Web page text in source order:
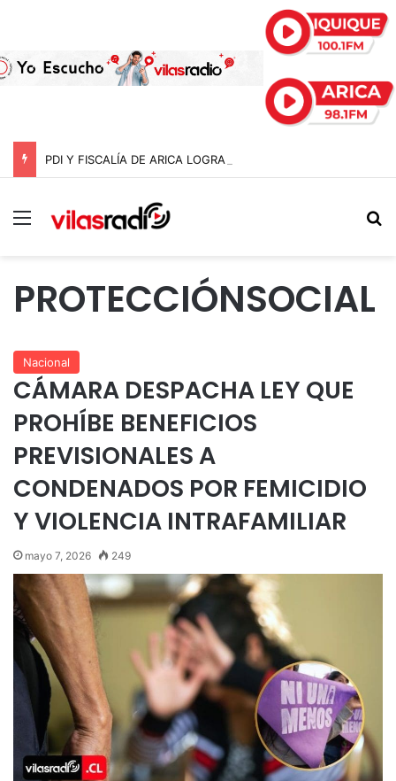
Menú
PROTECCIÓNSOCIAL
Nacional
CÁMARA DESPACHA LEY QUE
PROHÍBE BENEFICIOS
PREVISIONALES A
CONDENADOS POR FEMICIDIO
Y VIOLENCIA INTRAFAMILIAR
mayo 7, 2026 249